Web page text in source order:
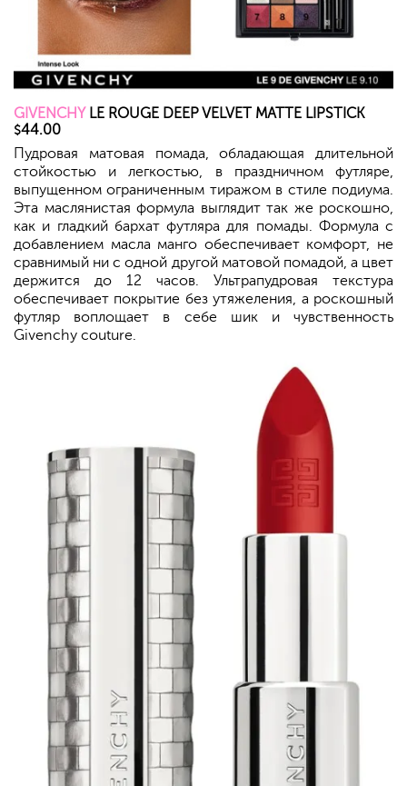
GIVENCHY LE ROUGE DEEP VELVET MATTE LIPSTICK
$44.00
Пудровая матовая помада, обладающая длительной
стойкостью и легкостью, в праздничном футляре,
выпущенном ограниченным тиражом в стиле подиума.
Эта маслянистая формула выглядит так же роскошно,
как и гладкий бархат футляра для помады. Формула с
добавлением масла манго обеспечивает комфорт, не
сравнимый ни с одной другой матовой помадой, а цвет
держится до 12 часов. Ультрапудровая текстура
обеспечивает покрытие без утяжеления, а роскошный
футляр воплощает в себе шик и чувственность
Givenchy couture.